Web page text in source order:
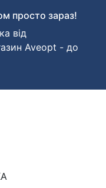
просто зараз!
від
Aveopt - до